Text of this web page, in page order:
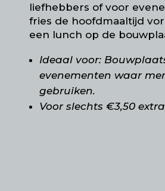
liefhebbers of voor
fries de hoofdmaaltijd
een lunch op de
Ideaal voor:
evenementen waar
gebruiken.
Voor slechts €3,50